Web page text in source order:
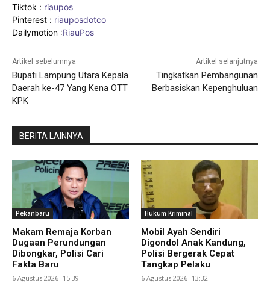
Tiktok : riaupos
Pinterest : riauposdotco
Dailymotion :RiauPos
Artikel sebelumnya
Bupati Lampung Utara Kepala
Daerah ke-47 Yang Kena OTT
KPK
Artikel selanjutnya
Tingkatkan Pembangunan
Berbasiskan Kepenghuluan
BERITA LAINNYA
Pekanbaru
Makam Remaja Korban
Dugaan Perundungan
Dibongkar, Polisi Cari
Fakta Baru
6 Agustus 2026 -15:39
Hukum Kriminal
Mobil Ayah Sendiri
Digondol Anak Kandung,
Polisi Bergerak Cepat
Tangkap Pelaku
6 Agustus 2026 -13:32